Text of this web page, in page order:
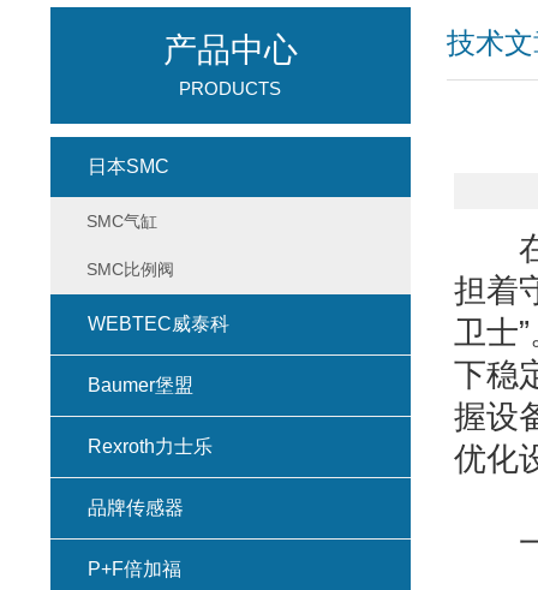
技术
在
担着
卫士
下稳
握设
优化
一
产品中心
PRODUCTS
日本SMC
SMC气缸
SMC比例阀
WEBTEC威泰科
Baumer堡盟
Rexroth力士乐
品牌传感器
P+F倍加福